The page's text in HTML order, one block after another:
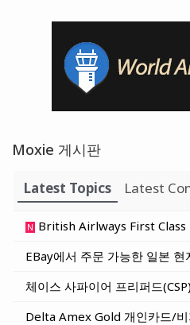
Moxie 게시판
Latest Topics Latest
N British Airlways First Class Lounge at SFO - 샌프란